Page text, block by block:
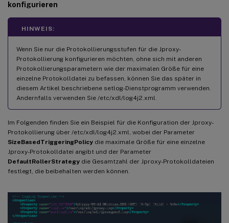
konfigurieren
HINWEIS:
Wenn Sie nur die Protokollierungsstufen für die Jproxy-
Protokollierung konfigurieren möchten, ohne sich mit anderen
Protokollierungsparametern wie der maximalen Größe für eine
einzelne Protokolldatei zu befassen, können Sie das später in
diesem Artikel beschriebene setlog-Dienstprogramm verwenden.
Andernfalls verwenden Sie /etc/xdl/log4j2.xml.
Im Folgenden finden Sie ein Beispiel für die Konfiguration der Jproxy-
Protokollierung über /etc/xdl/log4j2.xml, wobei der Parameter
SizeBasedTriggeringPolicy die maximale Größe für eine einzelne
Jproxy-Protokolldatei angibt und der Parameter
DefaultRollerStrategy die Gesamtzahl der Jproxy-Protokolldateien
festlegt, die beibehalten werden können.